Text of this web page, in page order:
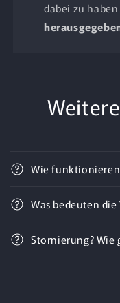
dabei zu
Wie
Was bedeuten
Stornierung? Wie